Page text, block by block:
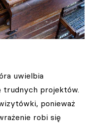
uwielbia
trudnych projektów.
ponieważ
robi się